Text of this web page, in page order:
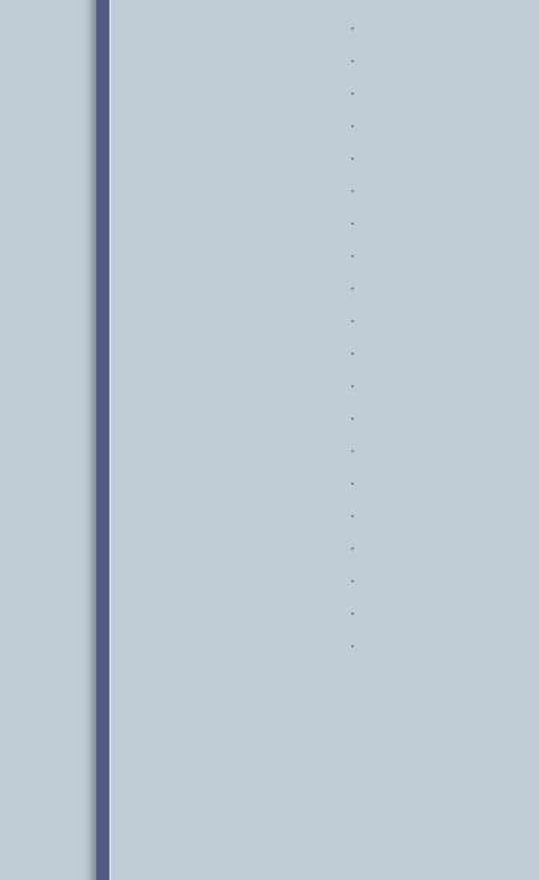
·
·
·
·
·
·
·
·
·
·
·
·
·
·
·
·
·
·
·
·